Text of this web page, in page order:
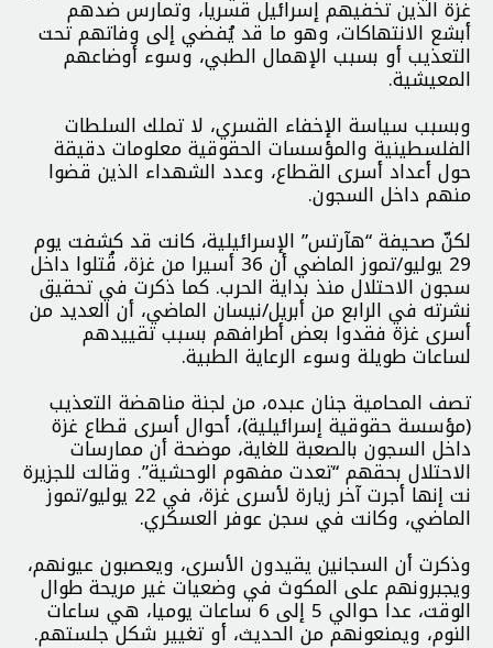
غزة الذين تخفيهم إسرائيل قسريا، وتمارس ضدهم
أبشع الانتهاكات، وهو ما قد يُفضي إلى وفاتهم تحت
التعذيب أو بسبب الإهمال الطبي، وسوء أوضاعهم
المعيشية.
وبسبب سياسة الإخفاء القسري، لا تملك السلطات
الفلسطينية والمؤسسات الحقوقية معلومات دقيقة
حول أعداد أسرى القطاع، وعدد الشهداء الذين قضوا
منهم داخل السجون.
لكنّ صحيفة “هآرتس” الإسرائيلية، كانت قد كشفت يوم
29 يوليو/تموز الماضي أن 36 أسيرا من غزة، قُتلوا داخل
سجون الاحتلال منذ بداية الحرب. كما ذكرت في تحقيق
نشرته في الرابع من أبريل/نيسان الماضي، أن العديد من
أسرى غزة فقدوا بعض أطرافهم بسبب تقييدهم
لساعات طويلة وسوء الرعاية الطبية.
تصف المحامية جنان عبده، من لجنة مناهضة التعذيب
(مؤسسة حقوقية إسرائيلية)، أحوال أسرى قطاع غزة
داخل السجون بالصعبة للغاية، موضحة أن ممارسات
الاحتلال بحقهم “تعدت مفهوم الوحشية”. وقالت للجزيرة
نت إنها أجرت آخر زيارة لأسرى غزة، في 22 يوليو/تموز
الماضي، وكانت في سجن عوفر العسكري.
وذكرت أن السجانين يقيدون الأسرى، ويعصبون عيونهم،
ويجبرونهم على المكوث في وضعيات غير مريحة طوال
الوقت، عدا حوالي 5 إلى 6 ساعات يوميا، هي ساعات
النوم، ويمنعونهم من الحديث، أو تغيير شكل جلستهم.